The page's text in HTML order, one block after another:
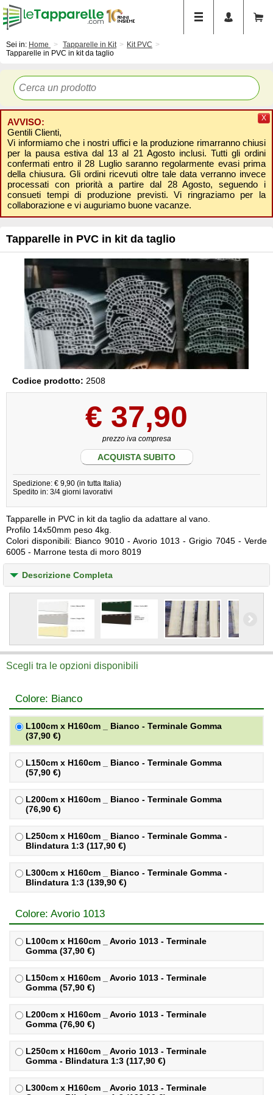
Sei in: Home Tapparelle in Kit
Kit PVC
Tapparelle in PVC in kit da taglio
AVVISO:
Gentili Clienti,
Vi informiamo che i nostri uffici e la produzione rimarranno chiusi
per la pausa estiva dal 13 al 21 Agosto inclusi. Tutti gli ordini
confermati entro il 28 Luglio saranno regolarmente evasi prima
della chiusura. Gli ordini ricevuti oltre tale data verranno invece
processati con priorità a partire dal 28 Agosto, seguendo i
consueti tempi di produzione previsti. Vi ringraziamo per la
collaborazione e vi auguriamo buone vacanze.
X
Tapparelle in PVC in kit da taglio
Codice prodotto: 2508
€ 37,90
prezzo iva compresa
ACQUISTA SUBITO
Spedizione: € 9,90 (in tutta Italia)
Spedito in: 3/4 giorni lavorativi
Tapparelle in PVC in kit da taglio da adattare al vano.
Profilo 14x50mm peso 4kg.
Colori disponibili: Bianco 9010 - Avorio 1013 - Grigio 7045 - Verde
6005 - Marrone testa di moro 8019
Descrizione Completa
Scegli tra le opzioni disponibili
Colore: Bianco
L100cm x H160cm _ Bianco - Terminale Gomma
(37,90 €)
L150cm x H160cm _ Bianco - Terminale Gomma
(57,90 €)
L200cm x H160cm _ Bianco - Terminale Gomma
(76,90 €)
L250cm x H160cm _ Bianco - Terminale Gomma -
Blindatura 1:3 (117,90 €)
L300cm x H160cm _ Bianco - Terminale Gomma -
Blindatura 1:3 (139,90 €)
Colore: Avorio 1013
L100cm x H160cm _ Avorio 1013 - Terminale
Gomma (37,90 €)
L150cm x H160cm _ Avorio 1013 - Terminale
Gomma (57,90 €)
L200cm x H160cm _ Avorio 1013 - Terminale
Gomma (76,90 €)
L250cm x H160cm _ Avorio 1013 - Terminale
Gomma - Blindatura 1:3 (117,90 €)
L300cm x H160cm _ Avorio 1013 - Terminale